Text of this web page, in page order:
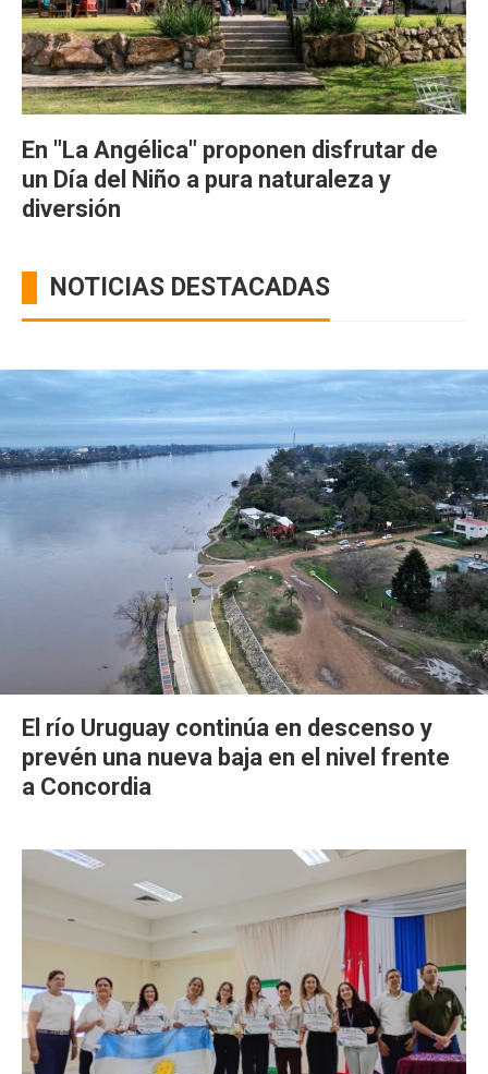
En "La Angélica" proponen disfrutar de
un Día del Niño a pura naturaleza y
diversión
NOTICIAS DESTACADAS
El río Uruguay continúa en descenso y
prevén una nueva baja en el nivel frente
a Concordia